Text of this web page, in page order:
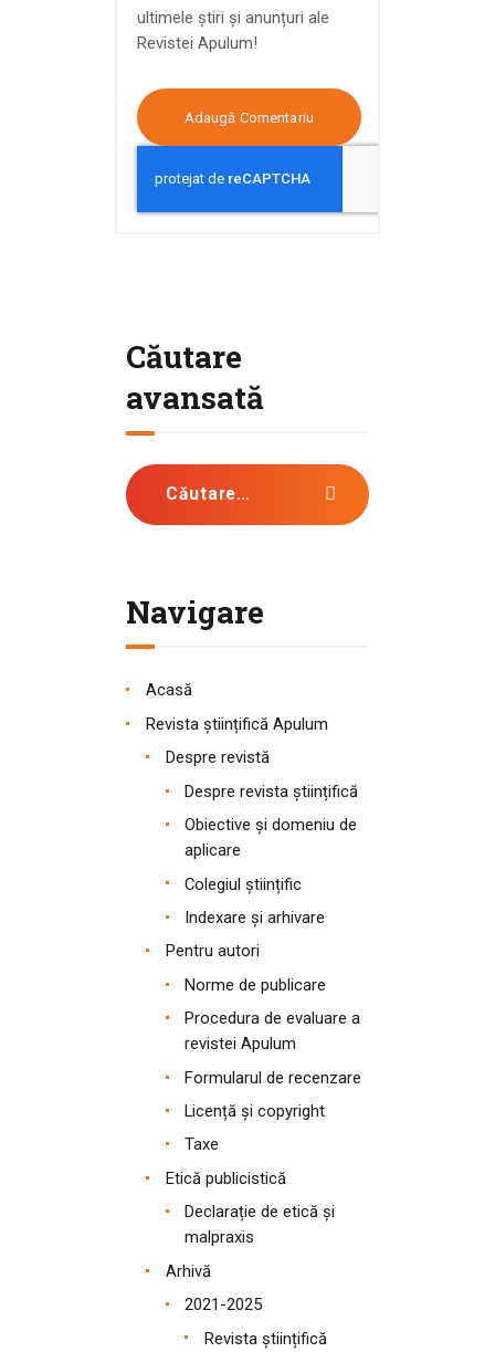
ultimele știri și anunțuri ale
Revistei Apulum!
Căutare
avansată
Caută după:
Navigare
Acasă
Revista științifică Apulum
Despre revistă
Despre revista științifică
Obiective și domeniu de
aplicare
Colegiul științific
Indexare și arhivare
Pentru autori
Norme de publicare
Procedura de evaluare a
revistei Apulum
Formularul de recenzare
Licență și copyright
Taxe
Etică publicistică
Declarație de etică și
malpraxis
Arhivă
2021-2025
Revista științifică